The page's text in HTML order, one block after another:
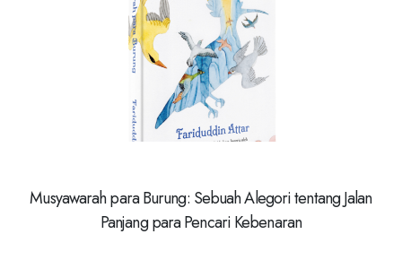
Musyawarah para Burung: Sebuah Alegori tentang Jalan
Panjang para Pencari Kebenaran